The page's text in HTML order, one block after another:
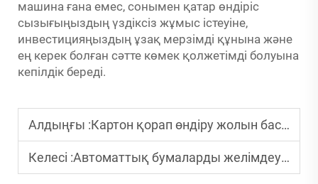
машина ғана емес, сонымен қатар өндіріс
сызығыңыздың үздіксіз жұмыс істеуіне,
инвестицияңыздың ұзақ мерзімді құнына және
ең керек болған сәтте көмек қолжетімді болуына
кепілдік береді.
Алдыңғы :Картон қорап өндіру жолын бастау үшін қандай қадамдар қажет?
Келесі :Автоматтық бумаларды желімдеу жабдығын пайдаланудың қандай пайдасы бар?